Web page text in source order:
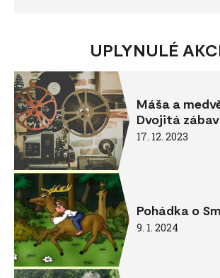
UPLYNULÉ
Máša a
Dvojitá
17. 12. 2023
Pohádka o
9. 1. 2024